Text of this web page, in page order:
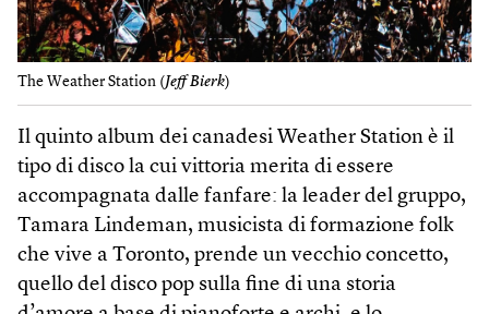
The Weather Station (Jeff Bierk)
Il quinto album dei canadesi Weather Station è il
tipo di disco la cui vittoria merita di essere
accompagnata dalle fanfare: la leader del gruppo,
Tamara Lindeman, musicista di formazione folk
che vive a Toronto, prende un vecchio concetto,
quello del disco pop sulla fine di una storia